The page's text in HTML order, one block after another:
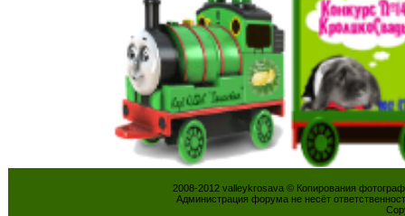
2008-2012 valleykrosava © Копирования
Администрация форума не несёт